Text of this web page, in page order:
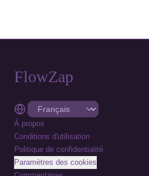
FlowZap
À propos
Conditions d'utilisation
Politique de confidentialité
Paramètres des cookies